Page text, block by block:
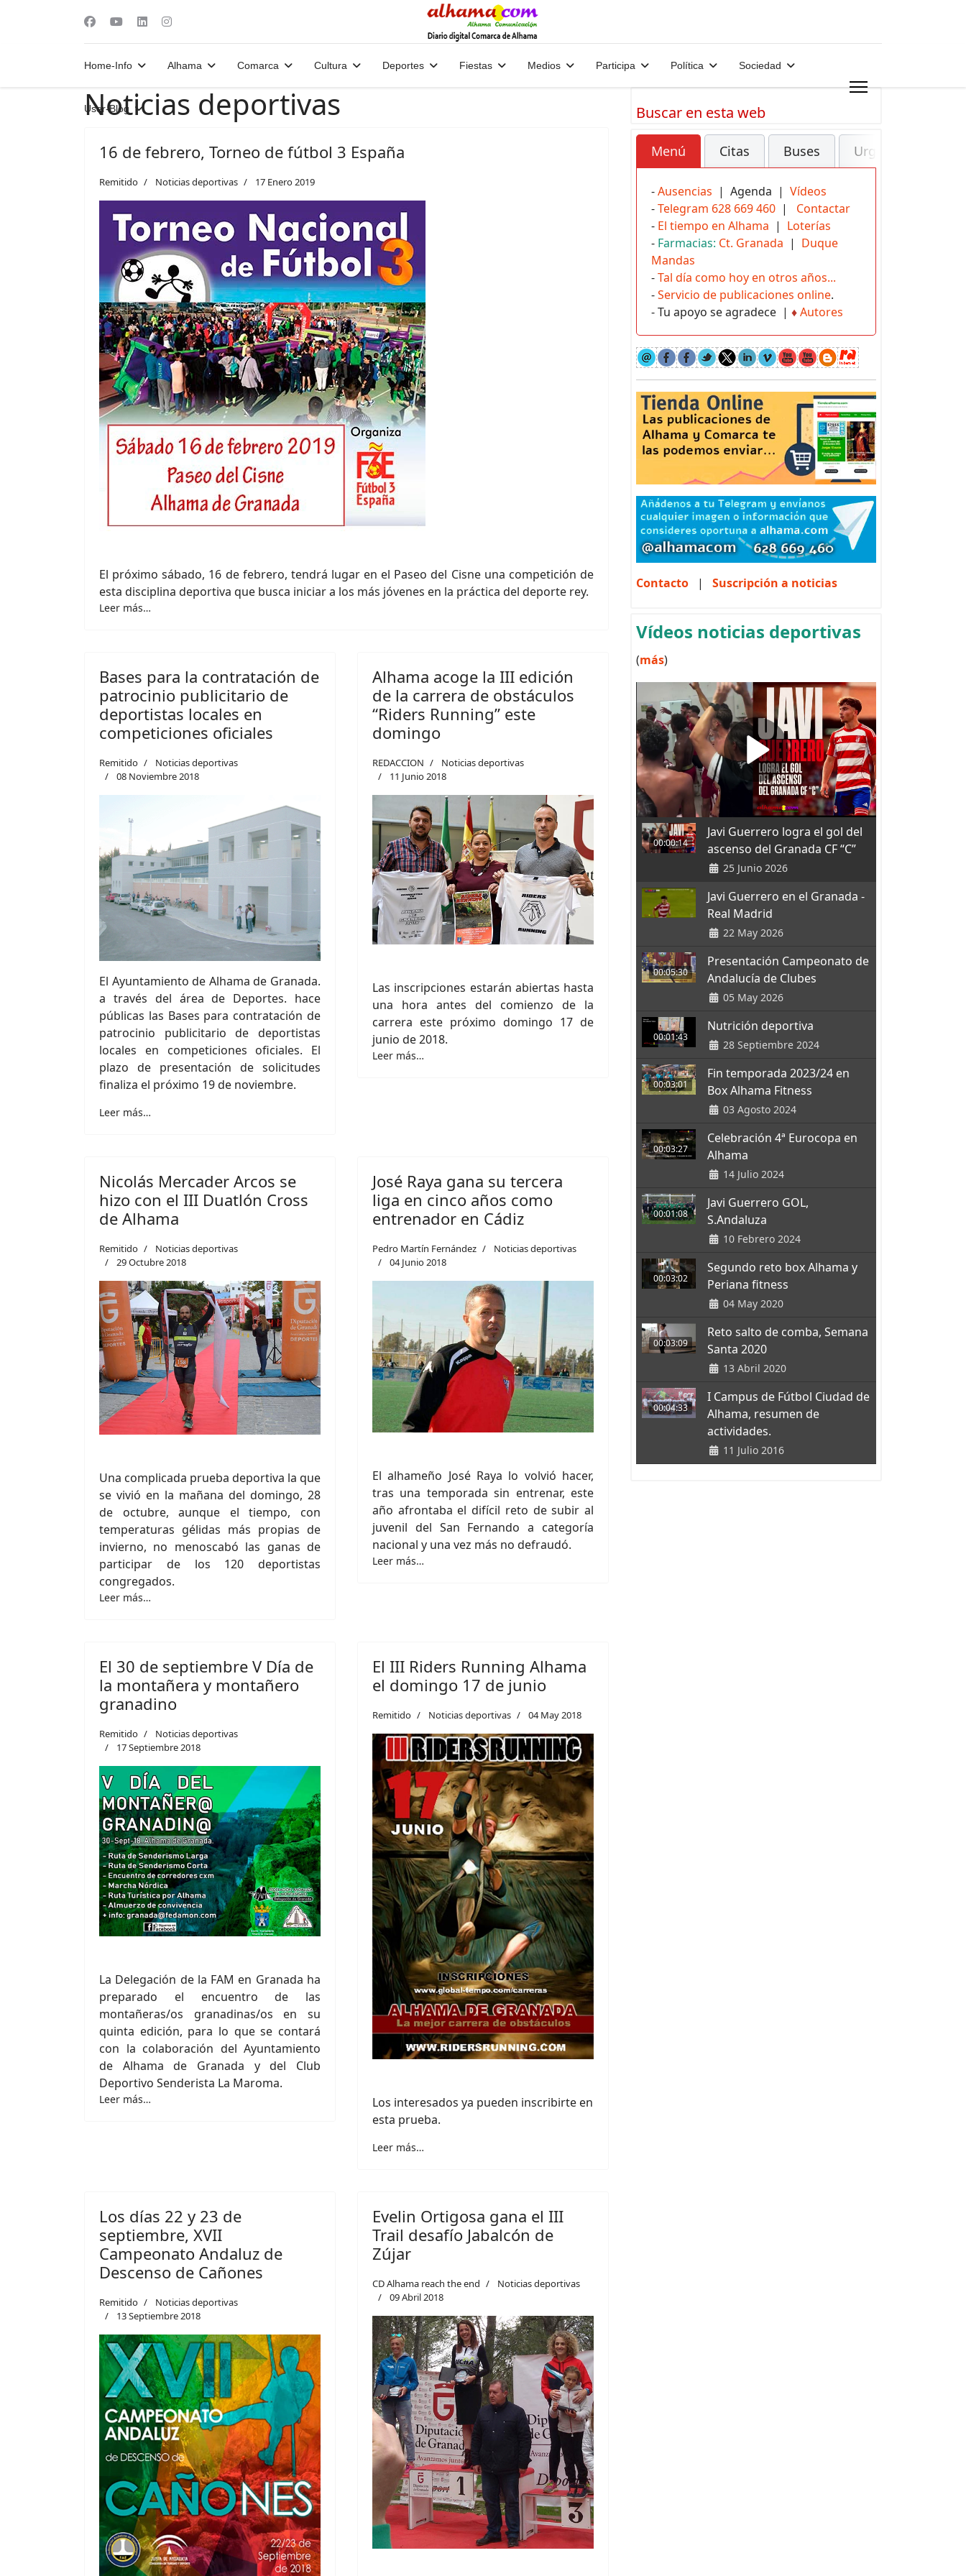
Home-Info Alhama Comarca Cultura Deportes Fiestas Medios Participa Política Sociedad
User-Blog
Noticias deportivas
16 de febrero, Torneo de fútbol 3 España
Remitido Noticias deportivas 17 Enero 2019
El próximo sábado, 16 de febrero, tendrá lugar en el Paseo del Cisne una competición de
esta disciplina deportiva que busca iniciar a los más jóvenes en la práctica del deporte rey.
Leer más…
Bases para la contratación de
patrocinio publicitario de
deportistas locales en
competiciones oficiales
Remitido
Noticias deportivas
08 Noviembre 2018
El Ayuntamiento de Alhama de Granada.
a través del área de Deportes. hace
públicas las Bases para contratación de
patrocinio publicitario de deportistas
locales en competiciones oficiales. El
plazo de presentación de solicitudes
finaliza el próximo 19 de noviembre.
Leer más…
Alhama acoge la III edición
de la carrera de obstáculos
“Riders Running” este
domingo
REDACCION
Noticias deportivas
11 Junio 2018
Las inscripciones estarán abiertas hasta
una hora antes del comienzo de la
carrera este próximo domingo 17 de
junio de 2018.
Leer más…
Nicolás Mercader Arcos se
hizo con el III Duatlón Cross
de Alhama
Remitido
Noticias deportivas
29 Octubre 2018
Una complicada prueba deportiva la que
se vivió en la mañana del domingo, 28
de octubre, aunque el tiempo, con
temperaturas gélidas más propias de
invierno, no menoscabó las ganas de
participar de los 120 deportistas
congregados.
Leer más…
José Raya gana su tercera
liga en cinco años como
entrenador en Cádiz
Pedro Martín Fernández
Noticias deportivas
04 Junio 2018
El alhameño José Raya lo volvió hacer,
tras una temporada sin entrenar, este
año afrontaba el difícil reto de subir al
juvenil del San Fernando a categoría
nacional y una vez más no defraudó.
Leer más…
El 30 de septiembre V Día de
la montañera y montañero
granadino
Remitido
Noticias deportivas
17 Septiembre 2018
La Delegación de la FAM en Granada ha
preparado el encuentro de las
montañeras/os granadinas/os en su
quinta edición, para lo que se contará
con la colaboración del Ayuntamiento
de Alhama de Granada y del Club
Deportivo Senderista La Maroma.
Leer más…
El III Riders Running Alhama
el domingo 17 de junio
Remitido Noticias deportivas 04 May 2018
Los interesados ya pueden inscribirte en
esta prueba.
Leer más…
Los días 22 y 23 de
septiembre, XVII
Campeonato Andaluz de
Descenso de Cañones
Remitido
Noticias deportivas
13 Septiembre 2018
Evelin Ortigosa gana el III
Trail desafío Jabalcón de
Zújar
CD Alhama reach the end
Noticias deportivas
09 Abril 2018
Buscar en esta web
Menú Citas Buses Urgencias
-Ausencias | Agenda | Vídeos
-Telegram 628 669 460 | Contactar
- El tiempo en Alhama | Loterías
- Farmacias: Ct. Granada | Duque
Mandas
-Tal día como hoy en otros años...
-Servicio de publicaciones online.
- Tu apoyo se agradece | ♦Autores
Contacto | Suscripción a noticias
Vídeos noticias deportivas
(más)
00:00:14
Javi Guerrero logra el gol del
ascenso del Granada CF “C”
25 Junio 2026
Javi Guerrero en el Granada -
Real Madrid
22 May 2026
00:05:30
Presentación Campeonato de
Andalucía de Clubes
05 May 2026
00:01:43
Nutrición deportiva
28 Septiembre 2024
00:03:01
Fin temporada 2023/24 en
Box Alhama Fitness
03 Agosto 2024
00:03:27
Celebración 4ª Eurocopa en
Alhama
14 Julio 2024
00:01:08
Javi Guerrero GOL,
S.Andaluza
10 Febrero 2024
00:03:02
Segundo reto box Alhama y
Periana fitness
04 May 2020
00:03:09
Reto salto de comba, Semana
Santa 2020
13 Abril 2020
00:04:33
I Campus de Fútbol Ciudad de
Alhama, resumen de
actividades.
11 Julio 2016